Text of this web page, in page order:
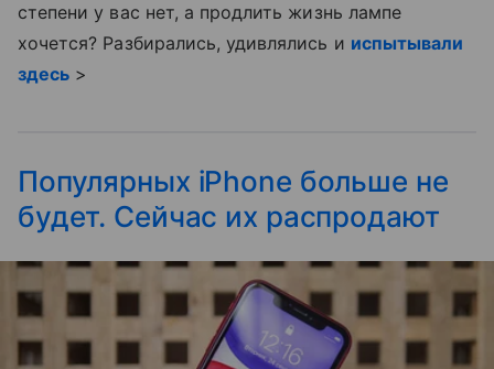
степени у вас нет, а продлить жизнь лампе
хочется? Разбирались, удивлялись и испытывали
здесь >
Популярных iPhone больше не
будет. Сейчас их распродают